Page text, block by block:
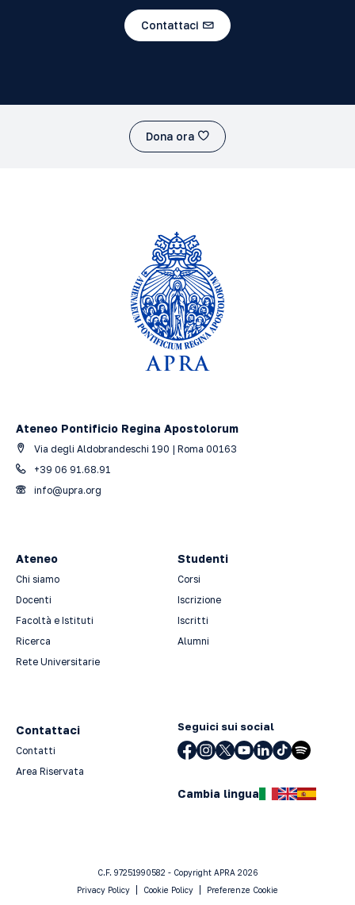
Contattaci
Dona ora
Ateneo Pontificio Regina Apostolorum
Via degli Aldobrandeschi 190 | Roma 00163
+39 06 91.68.91
info@upra.org
Ateneo
Chi siamo
Docenti
Facoltà e Istituti
Ricerca
Rete Universitarie
Studenti
Corsi
Iscrizione
Iscritti
Alumni
Contattaci
Contatti
Area Riservata
Seguici sui social
Cambia lingua
C.F. 97251990582 - Copyright APRA 2026
Privacy Policy
Cookie Policy Preferenze Cookie